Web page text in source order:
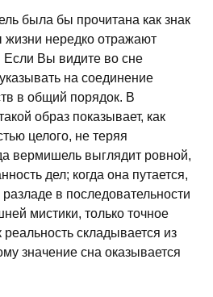
была бы прочитана как знак
нередко отражают
Если Вы видите во сне
на соединение
в общий порядок. В
образ показывает, как
целого, не теряя
вермишель выглядит ровной,
дел; когда она путается,
в последовательности
мистики, только точное
складывается из
значение сна оказывается